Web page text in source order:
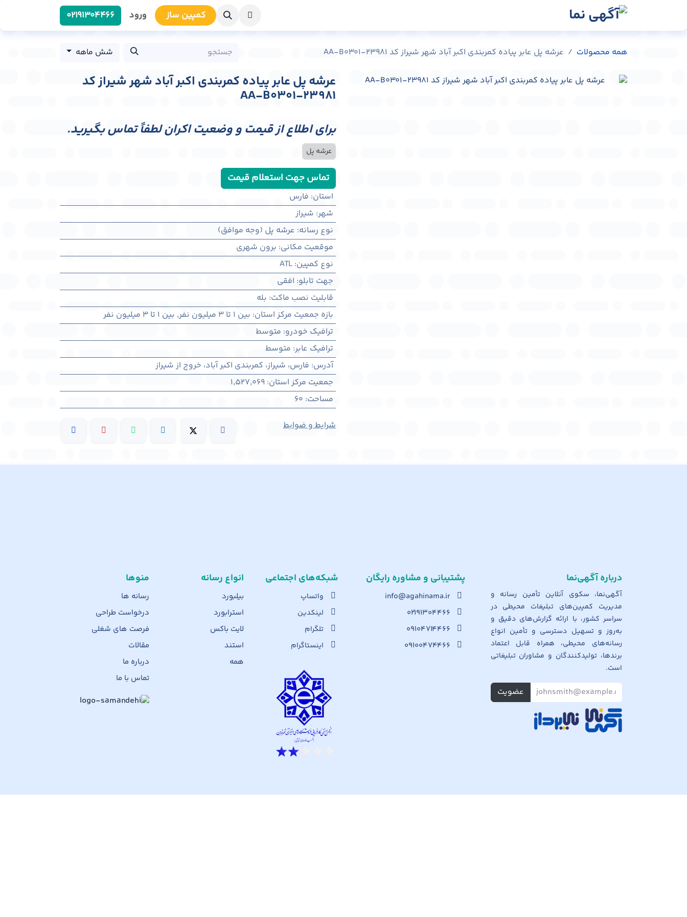
کمپین سا​​ز ورود 0219​1304466
همه محصولات عرشه پل عابر پیاده کمربندی اکبر آباد شهر شیراز کد AA-B0301-23981 شش ماهه
عرشه پل عابر پیاده کمربندی اکبر آباد شهر شیراز کد
AA-B0301-23981
برای اطلاع از قیمت و وضعیت اکران لطفاً تماس بگیرید.
عرشه پل
تماس جهت استعلام قیمت
استان: فارس
شهر: شيراز
نوع رسانه: عرشه پل (وجه موافق)
موقعیت مکانی: برون شهری
نوع کمپین:
ATL
جهت تابلو: افقی
قابلیت نصب ماکت: بله
بازه جمعیت مرکز استان: بین ۱ تا ۳ میلیون نفر , بین ۱ تا ۳ میلیون نفر
ترافیک خودرو: متوسط
ترافیک عابر: متوسط
آدرس: فارس، شيراز، کمربندی اکبر آباد، خروج از شیراز
جمعیت مرکز استان:
1,527,069
مساحت:
60
شرایط و ضوابط
منوها
رسانه ها
درخواست طراحی
فرصت های شغلی
مقالات
درباره ما
تماس با ما
انواع رسانه
بیلبورد
استرابورد
لایت باکس
استند
همه
شبکه‌های اجت​ماعی
واتساپ
لینکدین
تلگرام
اینستاگرام
پشتیبانی و مشاوره رایگان
info@agahinama.ir
۰۲۱۹۱۳۰۴۴۶۶
۰۹۱۰۴۷۱۴۴۶۶
۰۹۱۰۰۴۷۴۴۶۶
درباره آگهی‌نما
آگهی‌نما، سکوی آنلاین تأمین رسانه و
مدیریت کمپین‌های تبلیغات محیطی در
سراسر کشور، با ارائه گزارش‌های دقیق و
به‌روز و تسهیل دسترسی و تأمین انواع
رسانه‌های محیطی، همراه قابل اعتماد
برندها، تولیدکنندگان و مشاوران تبلیغاتی
است.
عضویت